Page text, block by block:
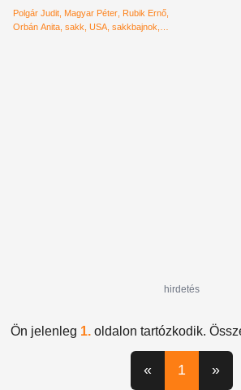
Rubik Ernő és Orbán Anita
szintén jelen volt
Polgár Judit Magyar Péter Rubik Ernő
Orbán Anita sakk USA sakkbajnok
hirdetés
Ön jelenleg 1. oldalon tartózkodik.
« 1 »